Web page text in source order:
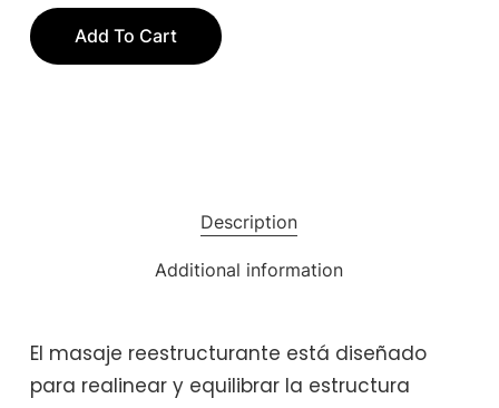
Add To Cart
Description
Additional information
El masaje reestructurante está diseñado
para realinear y equilibrar la estructura